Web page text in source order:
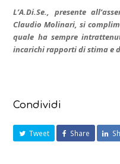
L’A.Di.Se., presente
Claudio Molinari, si
quale ha sempre
incarichi rapporti di stima e
Condividi
Tweet Share